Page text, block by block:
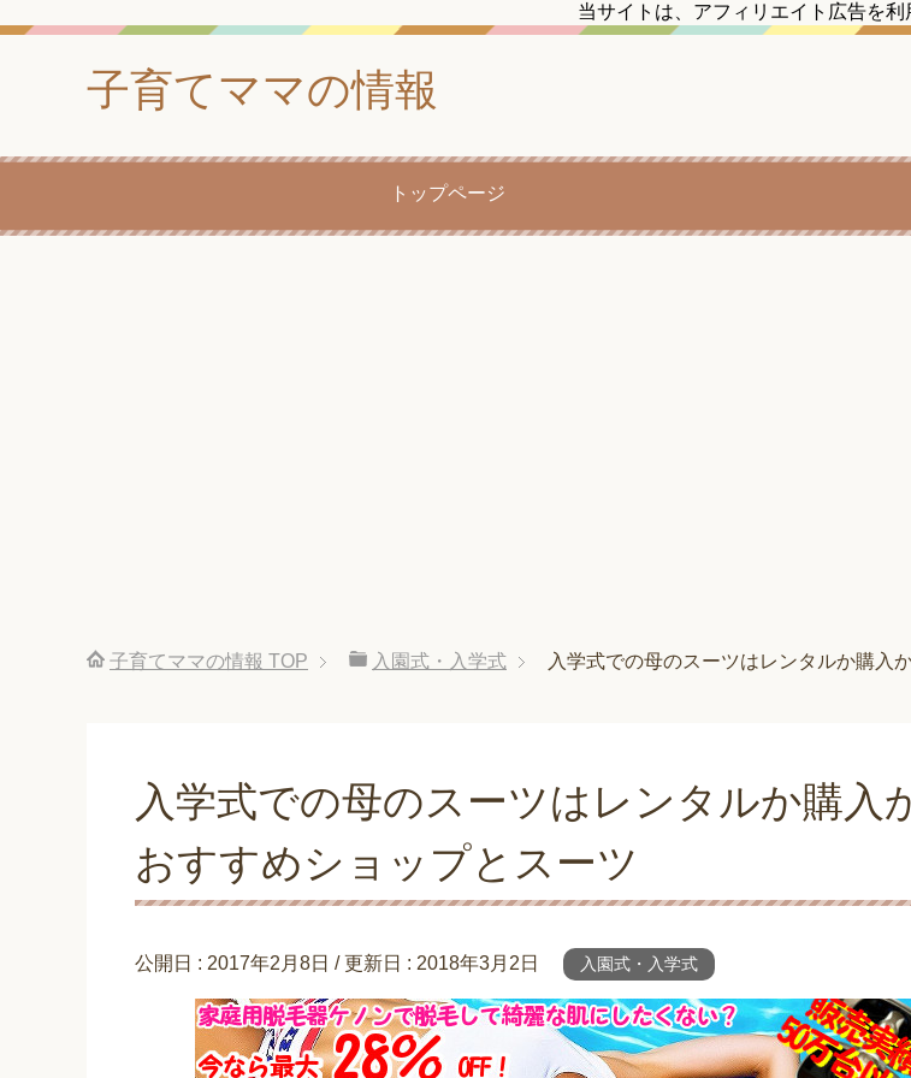
当サイトは、アフィリエイト広告を利
子育てママの情報
トップページ
子育てママの情報 TOP 入園式・入学式 入学式での母のスーツはレンタルか購入
入学式での母のスーツはレンタルか購入
おすすめショップとスーツ
公開日 : 2017年2月8日 / 更新日 : 2018年3月2日 入園式・入学式